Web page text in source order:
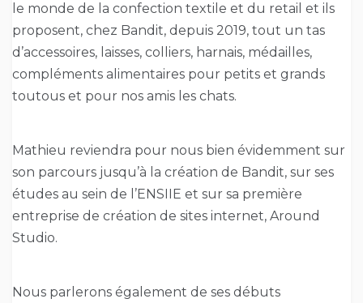
le monde de la confection textile et du retail et ils
proposent, chez Bandit, depuis 2019, tout un tas
d’accessoires, laisses, colliers, harnais, médailles,
compléments alimentaires pour petits et grands
toutous et pour nos amis les chats.
Mathieu reviendra pour nous bien évidemment sur
son parcours jusqu’à la création de Bandit, sur ses
études au sein de l’ENSIIE et sur sa première
entreprise de création de sites internet, Around
Studio.
Nous parlerons également de ses débuts